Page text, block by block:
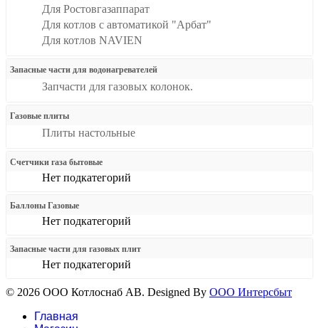
Для Ростовгазаппарат
Для котлов с автоматикой "Арбат"
Для котлов NAVIEN
Запасные части для водонагревателей
Запчасти для газовых колонок.
Газовые плиты
Плиты настольные
Счетчики газа бытовые
Нет подкатегорий
Баллоны Газовые
Нет подкатегорий
Запасные части для газовых плит
Нет подкатегорий
© 2026 ООО Котлоснаб АВ. Designed By ООО Интерсбыт
Главная